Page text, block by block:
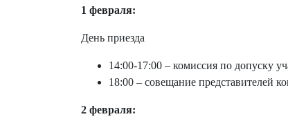
1 февраля:
День приезда
14:00-17:00 – комиссия по допуску
18:00 – совещание представителей
2 февраля: